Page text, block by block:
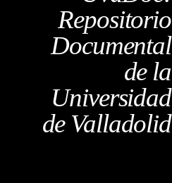
Repositorio
Documental
de la
Universidad
de Valladolid